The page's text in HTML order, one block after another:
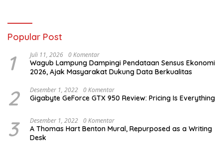
Popular Post
1 Juli 11, 2026 0 Komentar
Wagub Lampung Dampingi Pendataan Sensus Ekonomi
2026, Ajak Masyarakat Dukung Data Berkualitas
2 Desember 1, 2022 0 Komentar
Gigabyte GeForce GTX 950 Review: Pricing Is Everything
3 Desember 1, 2022 0 Komentar
A Thomas Hart Benton Mural, Repurposed as a Writing
Desk